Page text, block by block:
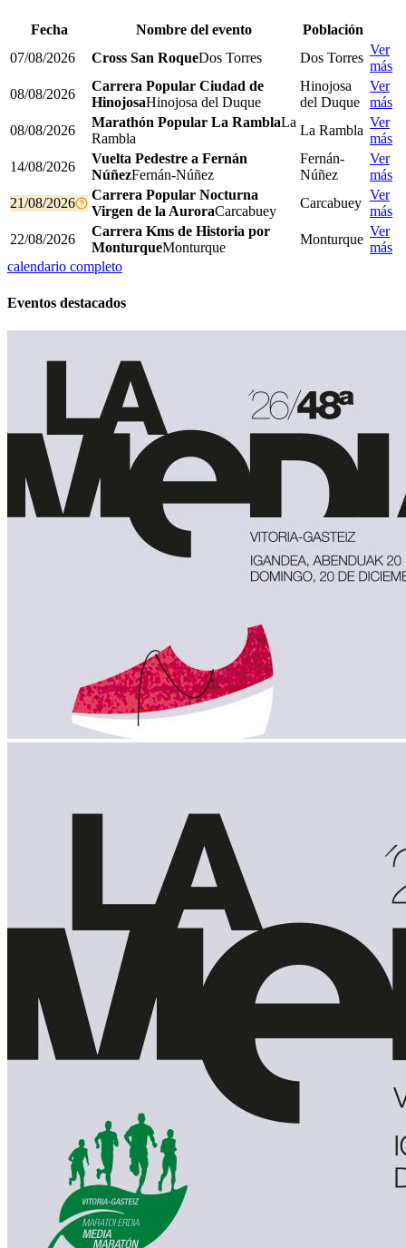
Fecha Nombre del evento
Población
07/08/2026
Cross San RoqueDos Torres Dos Torres
Ver
más
08/08/2026
Carrera Popular Ciudad de
HinojosaHinojosa del Duque
Hinojosa
del Duque
Ver
más
08/08/2026
Marathón Popular La RamblaLa
Rambla
La Rambla
Ver
más
14/08/2026
Vuelta Pedestre a Fernán
NúñezFernán-Núñez
Fernán-
Núñez
Ver
más
21/08/2026
Carrera Popular Nocturna
Virgen de la AuroraCarcabuey
Carcabuey
Ver
más
22/08/2026
Carrera Kms de Historia por
MonturqueMonturque
Monturque
Ver
más
calendario completo
Eventos destacados